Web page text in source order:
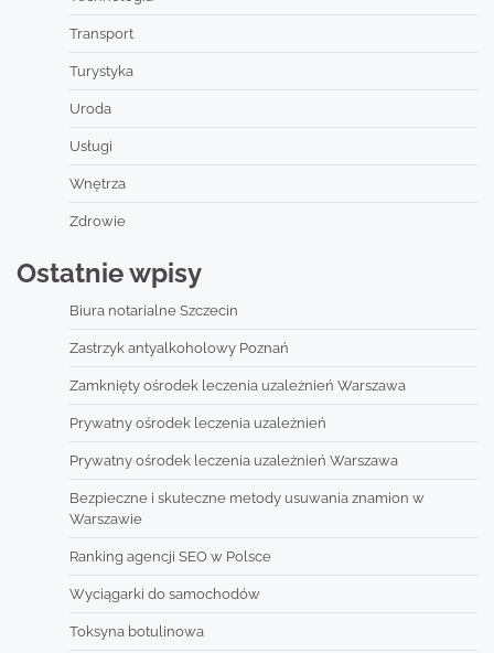
Transport
Turystyka
Uroda
Usługi
Wnętrza
Zdrowie
Ostatnie wpisy
Biura notarialne Szczecin
Zastrzyk antyalkoholowy Poznań
Zamknięty ośrodek leczenia uzależnień Warszawa
Prywatny ośrodek leczenia uzależnień
Prywatny ośrodek leczenia uzależnień Warszawa
Bezpieczne i skuteczne metody usuwania znamion w
Warszawie
Ranking agencji SEO w Polsce
Wyciągarki do samochodów
Toksyna botulinowa